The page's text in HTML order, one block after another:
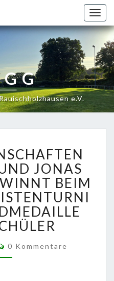
e.V.
JONAS
GEWINNT
JONAS
BEIM
Kommentare
0 Kommentare